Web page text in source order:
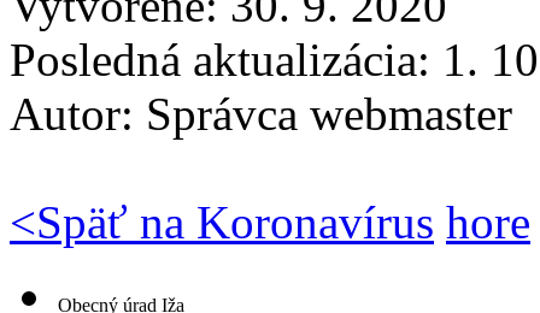
Posledná aktualizácia: 1.
Autor: Správca webmaster
<Späť na Koronavírus hore
Obecný úrad Iža